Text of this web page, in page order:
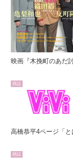
映画『木挽町のあだ
雑誌
高橋恭平4ページ「と
雑誌